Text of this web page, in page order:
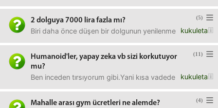
(5)
2 dolguya 7000 lira fazla mı?
kukuleta
Biri daha önce düşen bir dolgunun yenilenmesi, pek bir
(11)
Humanoid'ler, yapay zeka vb sizi korkutuyor
mu?
kukuleta
Ben inceden tırsıyorum gibi.Yani kısa vadede işimizi,
(4)
Mahalle arası gym ücretleri ne alemde?